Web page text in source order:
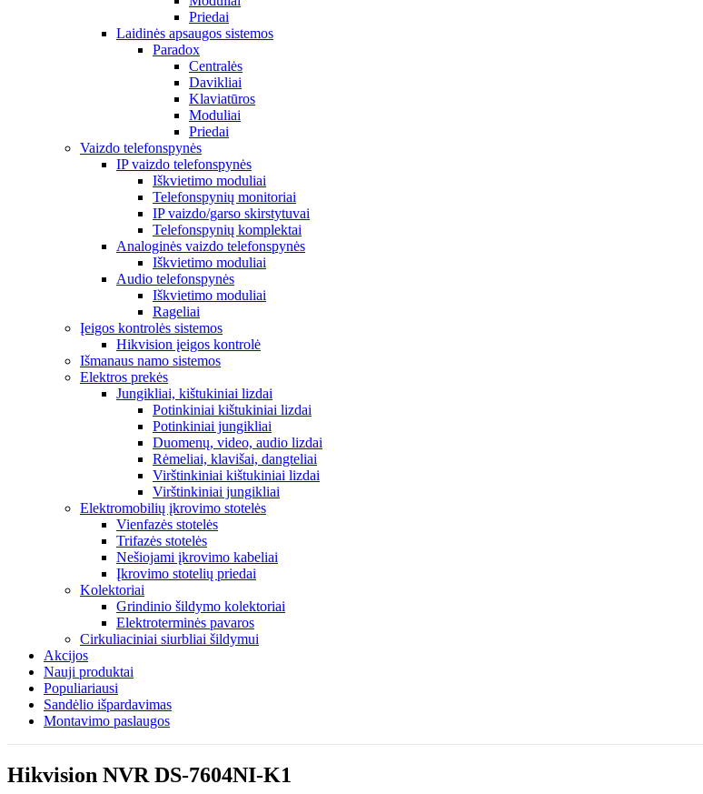
Priedai
Laidinės apsaugos sistemos
Paradox
Centralės
Davikliai
Klaviatūros
Moduliai
Priedai
Vaizdo telefonspynės
IP vaizdo telefonspynės
Iškvietimo moduliai
Telefonspynių monitoriai
IP vaizdo/garso skirstytuvai
Telefonspynių komplektai
Analoginės vaizdo telefonspynės
Iškvietimo moduliai
Audio telefonspynės
Iškvietimo moduliai
Rageliai
Įeigos kontrolės sistemos
Hikvision įeigos kontrolė
Išmanaus namo sistemos
Elektros prekės
Jungikliai, kištukiniai lizdai
Potinkiniai kištukiniai lizdai
Potinkiniai jungikliai
Duomenų, video, audio lizdai
Rėmeliai, klavišai, dangteliai
Virštinkiniai kištukiniai lizdai
Virštinkiniai jungikliai
Elektromobilių įkrovimo stotelės
Vienfazės stotelės
Trifazės stotelės
Nešiojami įkrovimo kabeliai
Įkrovimo stotelių priedai
Kolektoriai
Grindinio šildymo kolektoriai
Elektroterminės pavaros
Cirkuliaciniai siurbliai šildymui
Akcijos
Nauji produktai
Populiariausi
Sandėlio išpardavimas
Montavimo paslaugos
Hikvision NVR DS-7604NI-K1